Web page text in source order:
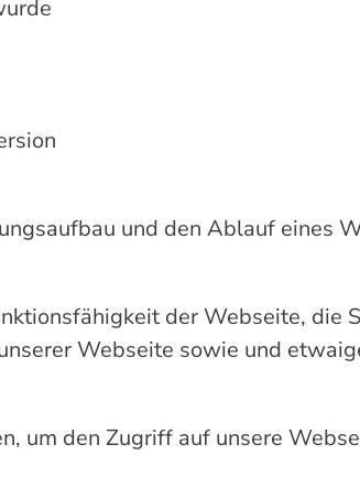
und den Ablauf eines
der Webseite, die
Webseite sowie und
um den Zugriff auf unsere